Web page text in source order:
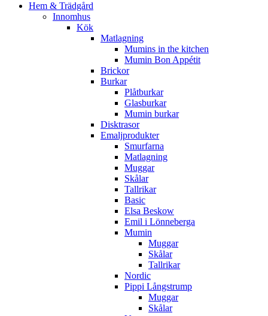
Hem & Trädgård
Innomhus
Kök
Matlagning
Mumins in the kitchen
Mumin Bon Appétit
Brickor
Burkar
Plåtburkar
Glasburkar
Mumin burkar
Disktrasor
Emaljprodukter
Smurfarna
Matlagning
Muggar
Skålar
Tallrikar
Basic
Elsa Beskow
Emil i Lönneberga
Mumin
Muggar
Skålar
Tallrikar
Nordic
Pippi Långstrump
Muggar
Skålar